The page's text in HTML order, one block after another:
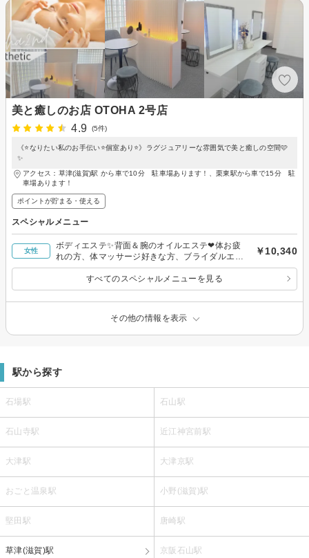
美と癒しのお店 OTOHA 2号店
4.9
(5件)
《⭐️なりたい私のお手伝い⭐️個室あり⭐》ラグジュアリーな雰囲気で美と癒しの空間🩷
✨
アクセス：草津(滋賀)駅 から車で10分 駐車場あります！、栗東駅から車で15分 駐
車場あります！
ポイントが貯まる・使える
スペシャルメニュー
女性
ボディエステ✨背面＆腕のオイルエステ❤体お疲
れの方、体マッサージ好きな方、ブライダルエス
テにも✨
￥10,340
すべてのスペシャルメニューを見る
その他の情報を表示
駅から探す
石場駅 石山駅
石山寺駅 近江神宮前駅
大津駅 大津京駅
おごと温泉駅 小野(滋賀)駅
堅田駅 唐崎駅
草津(滋賀)駅 京阪石山駅